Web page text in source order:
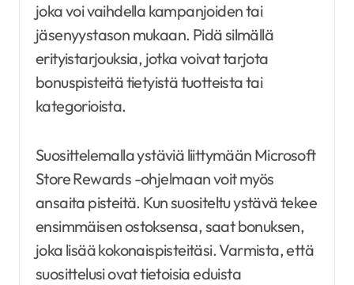
joka voi vaihdella kampanjoiden tai
jäsenyystason mukaan. Pidä silmällä
erityistarjouksia, jotka voivat tarjota
bonuspisteitä tietyistä tuotteista tai
kategorioista.
Suosittelemalla ystäviä liittymään Microsoft
Store Rewards -ohjelmaan voit myös
ansaita pisteitä. Kun suositeltu ystävä tekee
ensimmäisen ostoksensa, saat bonuksen,
joka lisää kokonaispisteitäsi. Varmista, että
suosittelusi ovat tietoisia eduista